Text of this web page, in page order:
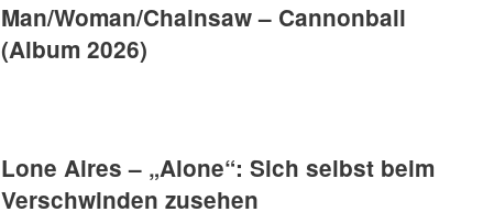
Man/Woman/Chainsaw – Cannonball
(Album 2026)
Lone Aires – „Alone“: Sich selbst beim
Verschwinden zusehen